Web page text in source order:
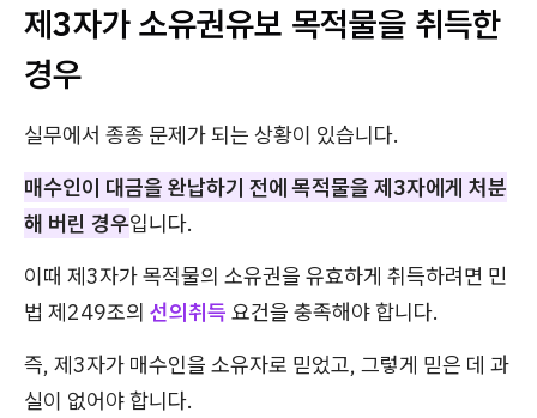
제3자가 소유권유보 목적물을 취득한
경우
실무에서 종종 문제가 되는 상황이 있습니다.
매수인이 대금을 완납하기 전에 목적물을 제3자에게 처분
해 버린 경우입니다.
이때 제3자가 목적물의 소유권을 유효하게 취득하려면 민
법 제249조의 선의취득 요건을 충족해야 합니다.
즉, 제3자가 매수인을 소유자로 믿었고, 그렇게 믿은 데 과
실이 없어야 합니다.